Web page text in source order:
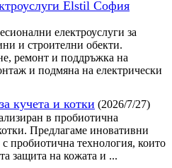
Elstil София
електроуслуги за
и строителни обекти.
ремонт и поддръжка на
и подмяна на електрически
кучета и котки (2026/7/27)
в пробиотична
Предлагаме иновативни
пробиотична технология, които
защита на кожата и ...